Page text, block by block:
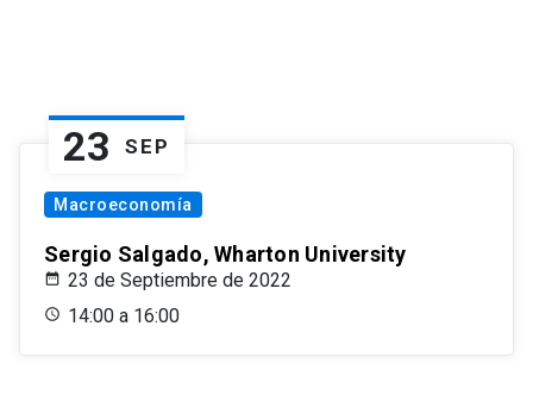
23 SEP
Macroeconomía
Sergio Salgado, Wharton University
23 de Septiembre de 2022
14:00 a 16:00